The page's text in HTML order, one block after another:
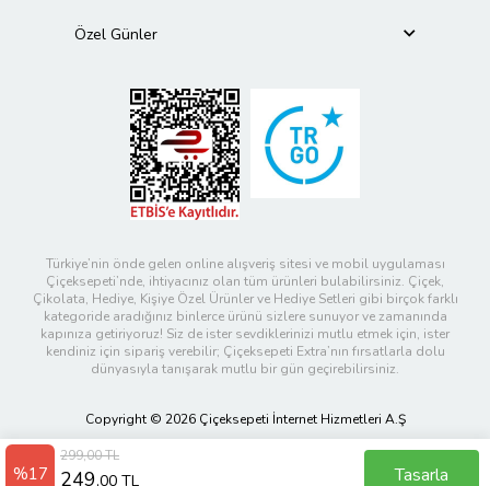
%17
299,00 TL
249,00 TL Tasarla
Özel Günler
Türkiye’nin önde gelen online alışveriş sitesi ve mobil uygulaması
Çiçeksepeti’nde, ihtiyacınız olan tüm ürünleri bulabilirsiniz. Çiçek,
Çikolata, Hediye, Kişiye Özel Ürünler ve Hediye Setleri gibi birçok farklı
kategoride aradığınız binlerce ürünü sizlere sunuyor ve zamanında
kapınıza getiriyoruz! Siz de ister sevdiklerinizi mutlu etmek için, ister
kendiniz için sipariş verebilir; Çiçeksepeti Extra’nın fırsatlarla dolu
dünyasıyla tanışarak mutlu bir gün geçirebilirsiniz.
Copyright © 2026 Çiçeksepeti İnternet Hizmetleri A.Ş